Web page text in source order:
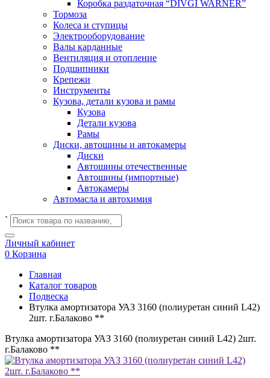
Коробка раздаточная “DIVGI WARNER”
Тормоза
Колеса и ступицы
Электрооборудование
Валы карданные
Вентиляция и отопление
Подшипники
Крепежи
Инструменты
Кузова, детали кузова и рамы
Кузова
Детали кузова
Рамы
Диски, автошины и автокамеры
Диски
Автошины отечественные
Автошины (импортные)
Автокамеры
Автомасла и автохимия
`
Личный кабинет
0 Корзина
Главная
Каталог товаров
Подвеска
Втулка амортизатора УАЗ 3160 (полиуретан синий L42)
2шт. г.Балаково **
Втулка амортизатора УАЗ 3160 (полиуретан синий L42) 2шт.
г.Балаково **